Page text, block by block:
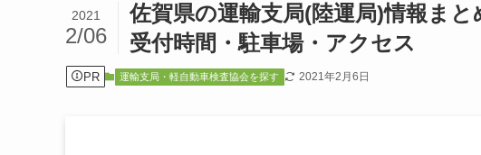
佐賀県の運輸支局(陸運局)情報まと
受付時間・駐車場・アクセス
2021
2/06
PR 運輸支局・軽自動車検査協会を探す 2021年2月6日